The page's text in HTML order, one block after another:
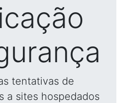
tentativas de
a sites hospedados